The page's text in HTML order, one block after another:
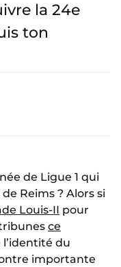
la 24e
ton
de Ligue 1 qui
Reims ? Alors si
Louis-II pour
ce
du
importante